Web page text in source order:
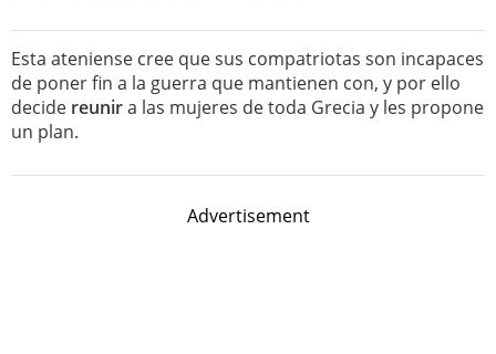
Esta ateniense cree que sus compatriotas son incapaces
de poner fin a la guerra que mantienen con, y por ello
decide reunira las mujeres de toda Grecia y les propone
un plan.
Advertisement